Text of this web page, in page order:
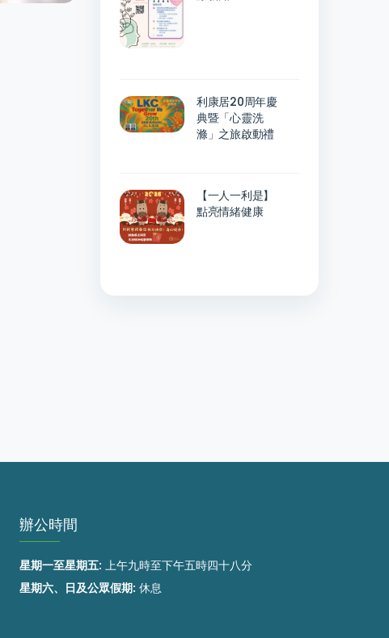
利康居20周年慶
典暨「心靈洗
滌」之旅啟動禮
【一人一利是】
點亮情緒健康
辦公時間
星期一至星期五: 上午九時至下午五時四十八分
星期六、日及公眾假期: 休息